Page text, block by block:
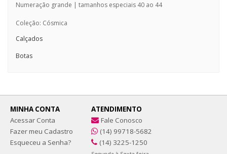
Numeração grande | tamanhos especiais 40 ao 44
Coleção: Cósmica
Calçados
Botas
MINHA CONTA
Acessar Conta
Fazer meu Cadastro
Esqueceu a Senha?
ATENDIMENTO
Fale Conosco
(14) 99718-5682
(14) 3225-1250